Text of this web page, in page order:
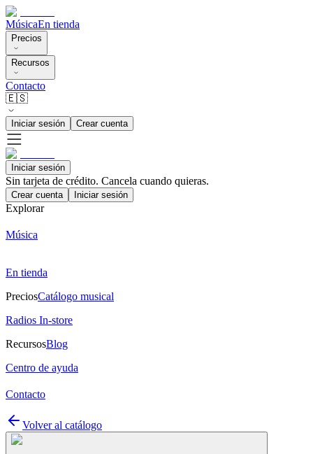
MúsicaEn tienda
Precios
Recursos
Contacto
🇪🇸
Iniciar sesión Crear cuenta
Iniciar sesión
Sin tarjeta de crédito. Cancela cuando quieras.
Crear cuenta Iniciar sesión
Explorar
Música
En tienda
PreciosCatálogo musical
Radios In-store
RecursosBlog
Centro de ayuda
Contacto
Volver al catálogo